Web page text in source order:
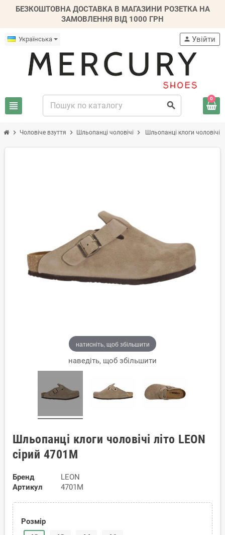
БЕЗКОШТОВНА ДОСТАВКА В МАГАЗИНИ РОЗЕТКА НА
ЗАМОВЛЕННЯ ВІД 1000 ГРН
Українська
view_headline search
person Увійти
0
chevron_right Чоловіче взуття chevron_right Шльопанці чоловічі chevron_right Шльопанці клоги чоловічі
натисніть, щоб збільшити
наведіть, щоб збільшити
Шльопанці клоги чоловічі літо LEON
сірий 4701M
Бренд
LEON
Артикул
4701M
Розмір